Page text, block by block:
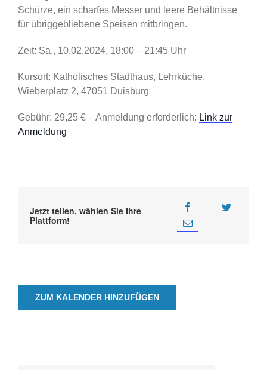
Schürze, ein scharfes Messer und leere Behältnisse
für übriggebliebene Speisen mitbringen.
Zeit: Sa., 10.02.2024, 18:00 – 21:45 Uhr
Kursort: Katholisches Stadthaus, Lehrküche,
Wieberplatz 2, 47051 Duisburg
Gebühr: 29,25 € – Anmeldung erforderlich: Link zur
Anmeldung
Jetzt teilen, wählen Sie Ihre
Plattform!
ZUM KALENDER HINZUFÜGEN